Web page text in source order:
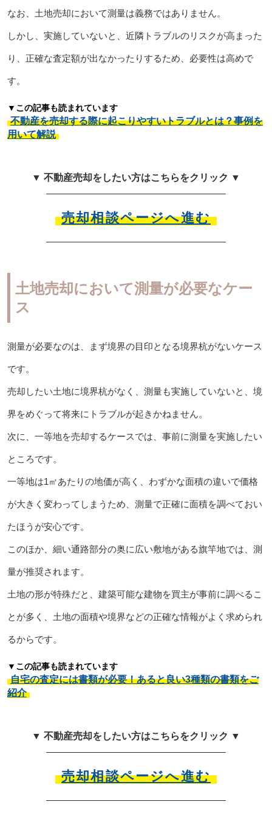
なお、土地売却において測量は義務ではありません。
しかし、実施していないと、近隣トラブルのリスクが高まった
り、正確な査定額が出なかったりするため、必要性は高めで
す。
▼この記事も読まれています
不動産を売却する際に起こりやすいトラブルとは？事例を
用いて解説
▼ 不動産売却をしたい方はこちらをクリック ▼
売却相談ページへ進む
土地売却において測量が必要なケー
ス
測量が必要なのは、まず境界の目印となる境界杭がないケース
です。
売却したい土地に境界杭がなく、測量も実施していないと、境
界をめぐって将来にトラブルが起きかねません。
次に、一等地を売却するケースでは、事前に測量を実施したい
ところです。
一等地は1㎡あたりの地価が高く、わずかな面積の違いで価格
が大きく変わってしまうため、測量で正確に面積を調べておい
たほうが安心です。
このほか、細い通路部分の奥に広い敷地がある旗竿地では、測
量が推奨されます。
土地の形が特殊だと、建築可能な建物を買主が事前に調べるこ
とが多く、土地の面積や境界などの正確な情報がよく求められ
るからです。
▼この記事も読まれています
自宅の査定には書類が必要！あると良い3種類の書類をご
紹介
▼ 不動産売却をしたい方はこちらをクリック ▼
売却相談ページへ進む